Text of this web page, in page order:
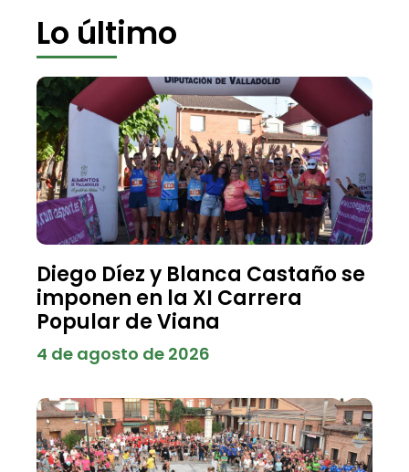
Lo último
Diego Díez y Blanca Castaño se
imponen en la XI Carrera
Popular de Viana
4 de agosto de 2026